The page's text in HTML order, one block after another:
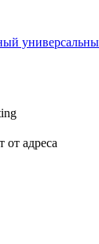
от адреса